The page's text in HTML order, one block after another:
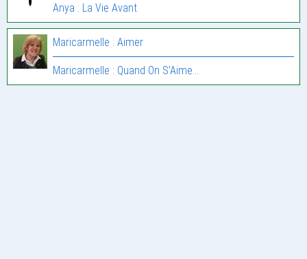
Anya : La Vie Avant
Maricarmelle : Aimer
Maricarmelle : Quand On S’Aime…